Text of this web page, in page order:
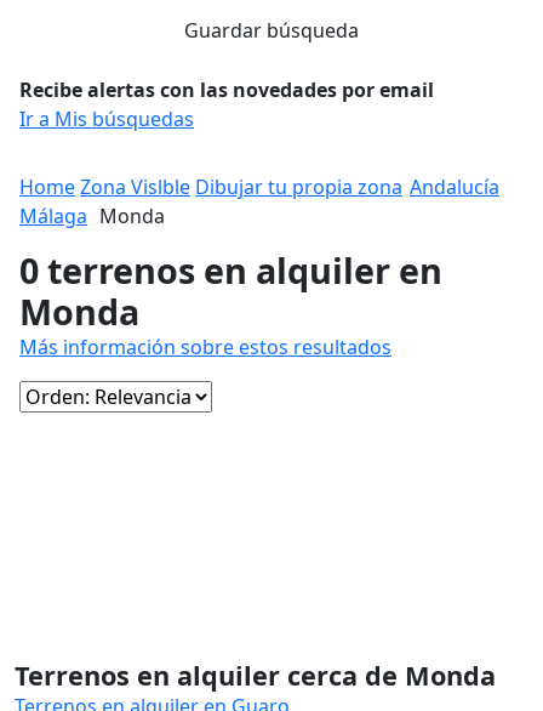
Guardar búsqueda
Recibe alertas con las novedades por email
Ir a Mis búsquedas
HomeZona Vislble Dibujar tu propia zona Andalucía
Málaga Monda
0 terrenos en alquiler en
Monda
Más información sobre estos resultados
Terrenos en alquiler cerca de Monda